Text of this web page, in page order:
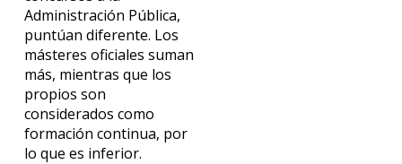
Administración Pública,
puntúan diferente. Los
másteres oficiales suman
más, mientras que los
propios son
considerados como
formación continua, por
lo que es inferior.